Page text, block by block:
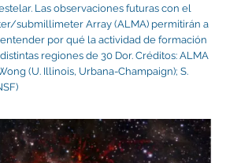
Las observaciones futuras con el
submillimeter Array (ALMA) permitirán a
por qué la actividad de formación
regiones de 30 Dor. Créditos: ALMA
(U. Illinois, Urbana-Champaign); S.